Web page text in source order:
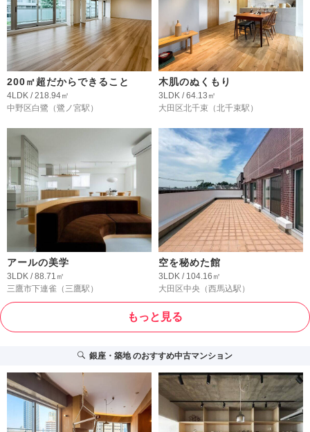
200㎡超だからできること
4LDK / 218.94㎡
中野区白鷺 （鷺ノ宮駅）
木肌のぬくもり
3LDK / 64.13㎡
大田区北千束 （北千束駅）
アールの美学
3LDK / 88.71㎡
三鷹市下連雀 （三鷹駅）
空を秘めた館
3LDK / 104.16㎡
大田区中央 （西馬込駅）
もっと見る
銀座・築地のおすすめ中古マンション